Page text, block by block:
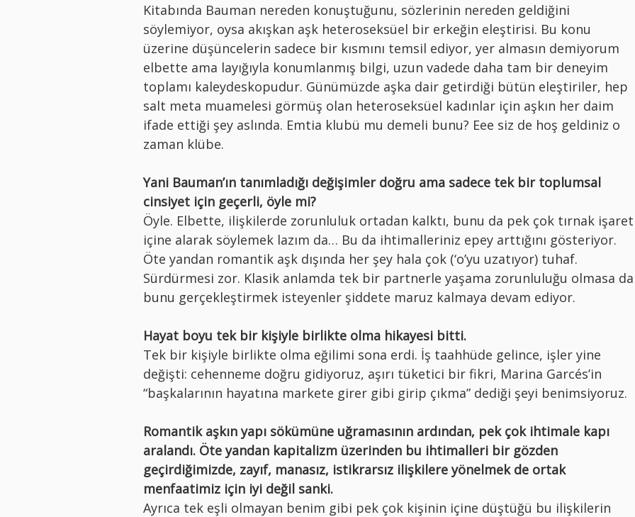
Kitabında Bauman nereden konuştuğunu, sözlerinin nereden geldiğini
söylemiyor, oysa akışkan aşk heteroseksüel bir erkeğin eleştirisi. Bu konu
üzerine düşüncelerin sadece bir kısmını temsil ediyor, yer almasın demiyorum
elbette ama layığıyla konumlanmış bilgi, uzun vadede daha tam bir deneyim
toplamı kaleydeskopudur. Günümüzde aşka dair getirdiği bütün eleştiriler, hep
salt meta muamelesi görmüş olan heteroseksüel kadınlar için aşkın her daim
ifade ettiği şey aslında. Emtia klubü mu demeli bunu? Eee siz de hoş geldiniz o
zaman klübe.
Yani Bauman’ın tanımladığı değişimler doğru ama sadece tek bir toplumsal
cinsiyet için geçerli, öyle mi?
Öyle. Elbette, ilişkilerde zorunluluk ortadan kalktı, bunu da pek çok tırnak
içine alarak söylemek lazım da… Bu da ihtimalleriniz epey arttığını gösteriyor.
Öte yandan romantik aşk dışında her şey hala çok (‘o’yu uzatıyor) tuhaf.
Sürdürmesi zor. Klasik anlamda tek bir partnerle yaşama zorunluluğu olmasa da
bunu gerçekleştirmek isteyenler şiddete maruz kalmaya devam ediyor.
Hayat boyu tek bir kişiyle birlikte olma hikayesi bitti.
Tek bir kişiyle birlikte olma eğilimi sona erdi. İş taahhüde gelince, işler yine
değişti: cehenneme doğru gidiyoruz, aşırı tüketici bir fikri, Marina Garcés’in
“başkalarının hayatına markete girer gibi girip çıkma” dediği şeyi benimsiyoruz.
Romantik aşkın yapı sökümüne uğramasının ardından, pek çok ihtimale kapı
aralandı. Öte yandan kapitalizm üzerinden bu ihtimalleri bir gözden
geçirdiğimizde, zayıf, manasız, istikrarsız ilişkilere yönelmek de ortak
menfaatimiz için iyi değil sanki.
Ayrıca tek eşli olmayan benim gibi pek çok kişinin içine düştüğü bu ilişkilerin